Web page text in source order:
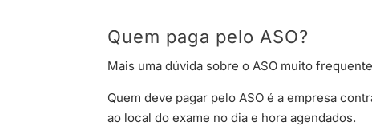
Quem paga pelo ASO?
Mais uma dúvida sobre o ASO muito
Quem deve pagar pelo ASO é a empresa
ao local do exame no dia e hora agendados.